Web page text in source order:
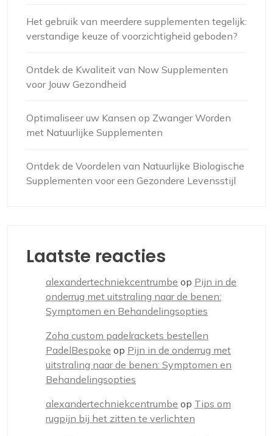
Het gebruik van meerdere supplementen tegelijk:
verstandige keuze of voorzichtigheid geboden?
Ontdek de Kwaliteit van Now Supplementen
voor Jouw Gezondheid
Optimaliseer uw Kansen op Zwanger Worden
met Natuurlijke Supplementen
Ontdek de Voordelen van Natuurlijke Biologische
Supplementen voor een Gezondere Levensstijl
Laatste reacties
alexandertechniekcentrumbe op Pijn in de
onderrug met uitstraling naar de benen:
Symptomen en Behandelingsopties
Zoha custom padelrackets bestellen
PadelBespoke op Pijn in de onderrug met
uitstraling naar de benen: Symptomen en
Behandelingsopties
alexandertechniekcentrumbe op Tips om
rugpijn bij het zitten te verlichten